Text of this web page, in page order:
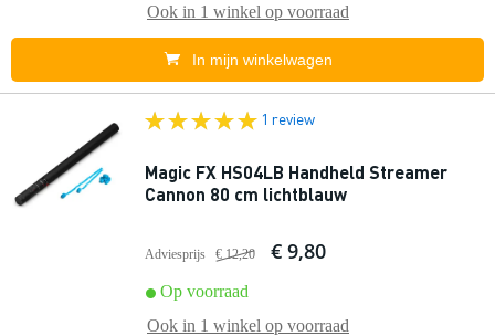
Ook in 1 winkel op voorraad
In mijn winkelwagen
1 review
Magic FX HS04LB Handheld Streamer
Cannon 80 cm lichtblauw
Adviesprijs € 12,20 € 9,80
Op voorraad
Ook in 1 winkel op voorraad